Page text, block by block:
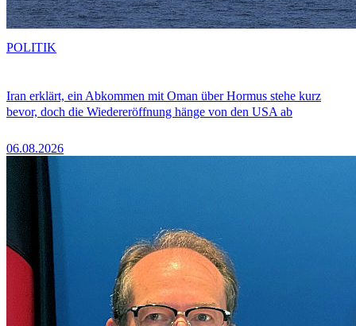
Iran erklärt, ein Abkommen mit Oman über Hormus stehe kurz
bevor, doch die Wiedereröffnung hänge von den USA ab
06.08.2026
POLITIK